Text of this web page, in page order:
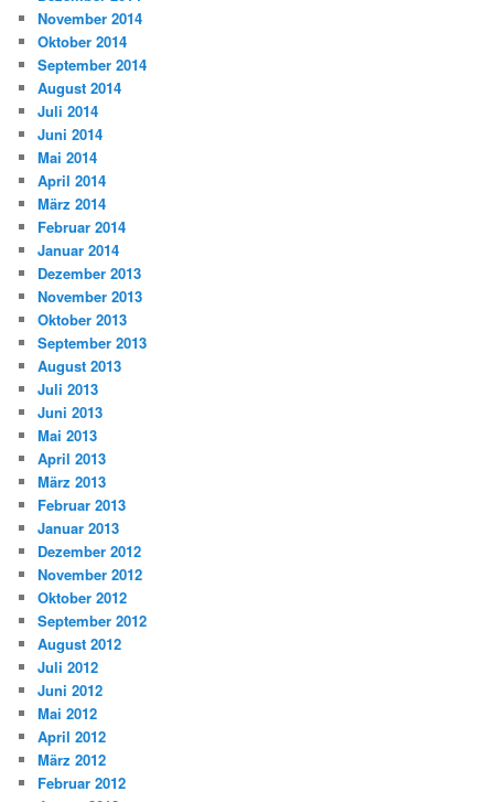
November 2014
Oktober 2014
September 2014
August 2014
Juli 2014
Juni 2014
Mai 2014
April 2014
März 2014
Februar 2014
Januar 2014
Dezember 2013
November 2013
Oktober 2013
September 2013
August 2013
Juli 2013
Juni 2013
Mai 2013
April 2013
März 2013
Februar 2013
Januar 2013
Dezember 2012
November 2012
Oktober 2012
September 2012
August 2012
Juli 2012
Juni 2012
Mai 2012
April 2012
März 2012
Februar 2012